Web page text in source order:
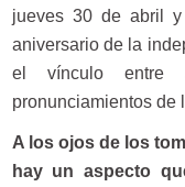
jueves 30 de abril
aniversario de la
el vínculo entre
pronunciamientos de
A los ojos de los
hay un aspecto